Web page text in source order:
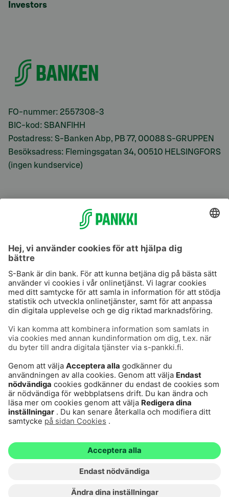
Investors
FO-nummer: 2557308-3
BIC-kod: SBANFIHH
Postadress: S-Banken Abp, PB 77, 00088 S-GRUPPEN
Besöksadress: Flemingsgatan 34, 00510 HELSINGFORS
(ingen kundservice)
S-Prime
Användarvillkor
Dataskydd
Cookies
Tillgänglighetsutlåtande